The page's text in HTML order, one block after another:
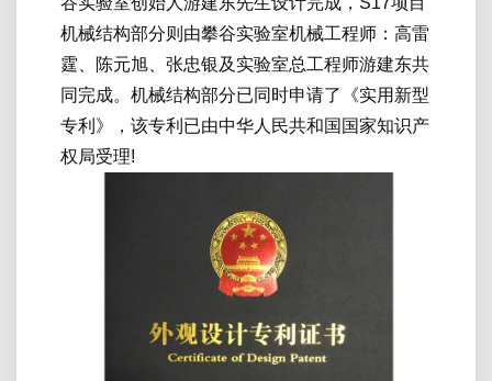
机械结构部分则由攀谷实验室机械工程师：高雷
霆、陈元旭、张忠银及实验室总工程师游建东共
同完成。机械结构部分已同时申请了《实用新型
专利》，该专利已由中华人民共和国国家知识产
权局受理!